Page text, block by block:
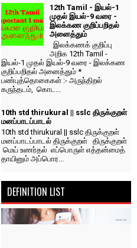
12th Tamil - இயல்-1
முதல் இயல்-9 வரை -
இலக்கண குறிப்பறிதல்
அனைத்தும்
இலக்கணக் குறிப்பு
அறிக 12th Tamil -
இயல்-1 முதல் இயல்-9 வரை - இலக்கண
குறிப்பறிதல் அனைத்தும் *
பண்புத்தொகைகள் :- அருந்திறல்
கருந்தடம், கொட...
10th std thirukural || sslc திருக்குறள்
மனப்பாடப்பாடல்
10th std thirukural || sslc திருக்குறள்
மனப்பாடப்பாடல் திருக்குறள் திருக்குறள்
மெய் உணர்தல் எப்பொருள் எத்தன்மைத்
தாயினும் அப்பொர...
DEFINITION LIST